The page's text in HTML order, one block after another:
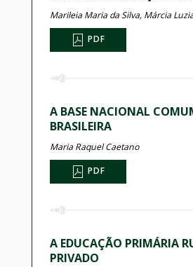
Marileia Maria da Silva, Márcia
PDF
A BASE NACIONAL
BRASILEIRA
Maria Raquel Caetano
PDF
A EDUCAÇÃO PRIMÁRIA
PRIVADO